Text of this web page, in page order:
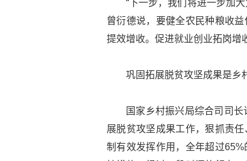
“下一步，我们将进一步加
曾衍德说，要健全农民种粮收
提效增收。促进就业创业拓岗增
巩固拓展脱贫攻坚成果是乡
国家乡村振兴局综合司司
展脱贫攻坚成果工作，狠抓责
制有效发挥作用，全年超过